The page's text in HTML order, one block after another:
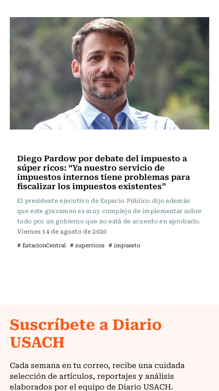
Diego Pardow por debate del impuesto a
súper ricos: “Ya nuestro servicio de
impuestos internos tiene problemas para
fiscalizar los impuestos existentes”
El presidente ejecutivo de Espacio Público dijo además
que este gravamen es muy complejo de implementar sobre
todo por un gobierno que no está de acuerdo en aprobarlo.
Viernes 14 de agosto de 2020
# EstacionCentral # superricos # impuesto